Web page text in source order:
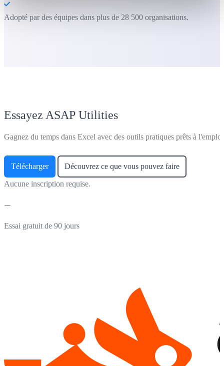
Adopté par des équipes dans plus de 28 500 organisations.
Essayez ASAP Utilities
Gagnez du temps dans Excel avec des outils pratiques prêts à
Télécharger Découvrez ce que vous pouvez faire
Aucune inscription requise.
Essai gratuit de 90 jours